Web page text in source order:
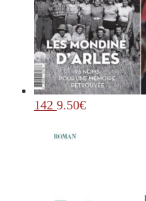
142 9.50€